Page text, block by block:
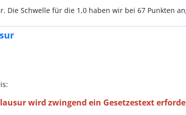
Die Schwelle für die 1,0 haben wir bei 67 Punkten
wird zwingend ein Gesetzestext